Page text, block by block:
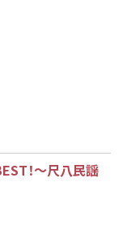
！〜尺八民謡